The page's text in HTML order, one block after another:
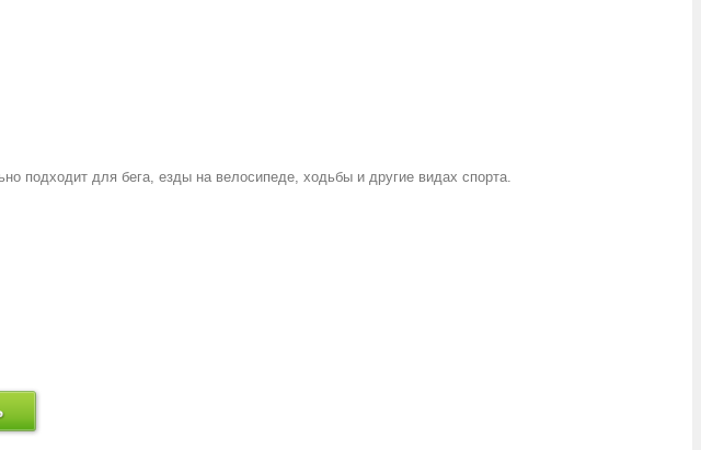
подходит для бега, езды на велосипеде, ходьбы и другие видах спорта.